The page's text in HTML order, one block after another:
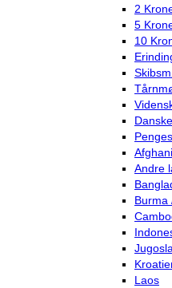
2
5
10
Andre
Burma
Laos